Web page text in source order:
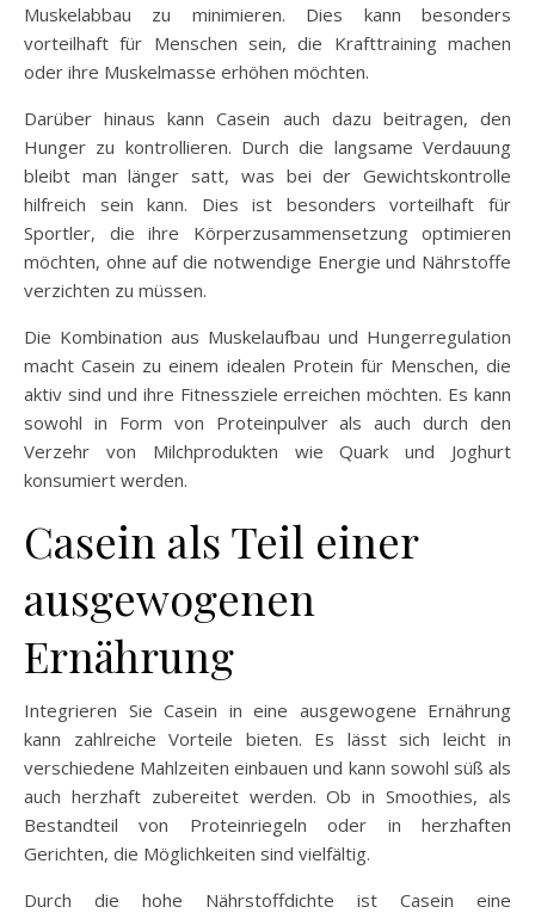
Muskelabbau zu minimieren. Dies kann besonders
vorteilhaft für Menschen sein, die Krafttraining machen
oder ihre Muskelmasse erhöhen möchten.
Darüber hinaus kann Casein auch dazu beitragen, den
Hunger zu kontrollieren. Durch die langsame Verdauung
bleibt man länger satt, was bei der Gewichtskontrolle
hilfreich sein kann. Dies ist besonders vorteilhaft für
Sportler, die ihre Körperzusammensetzung optimieren
möchten, ohne auf die notwendige Energie und Nährstoffe
verzichten zu müssen.
Die Kombination aus Muskelaufbau und Hungerregulation
macht Casein zu einem idealen Protein für Menschen, die
aktiv sind und ihre Fitnessziele erreichen möchten. Es kann
sowohl in Form von Proteinpulver als auch durch den
Verzehr von Milchprodukten wie Quark und Joghurt
konsumiert werden.
Casein als Teil einer
ausgewogenen
Ernährung
Integrieren Sie Casein in eine ausgewogene Ernährung
kann zahlreiche Vorteile bieten. Es lässt sich leicht in
verschiedene Mahlzeiten einbauen und kann sowohl süß als
auch herzhaft zubereitet werden. Ob in Smoothies, als
Bestandteil von Proteinriegeln oder in herzhaften
Gerichten, die Möglichkeiten sind vielfältig.
Durch die hohe Nährstoffdichte ist Casein eine